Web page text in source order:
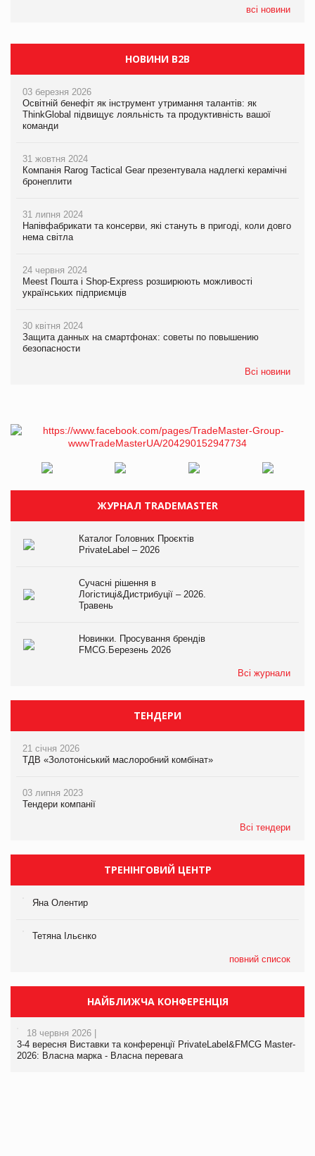
всі новини
НОВИНИ B2B
03 березня 2026
Освітній бенефіт як інструмент утримання талантів: як
ThinkGlobal підвищує лояльність та продуктивність вашої
команди
31 жовтня 2024
Компанія Rarog Tactical Gear презентувала надлегкі керамічні
бронеплити
31 липня 2024
Напівфабрикати та консерви, які стануть в пригоді, коли довго
нема світла
24 червня 2024
Meest Пошта і Shop-Express розширюють можливості
українських підприємців
30 квітня 2024
Защита данных на смартфонах: советы по повышению
безопасности
Всі новини
ЖУРНАЛ TRADEMASTER
Каталог Головних Проєктів
PrivateLabel – 2026
Сучасні рішення в
Логістиці&Дистрибуції – 2026.
Травень
Новинки. Просування брендів
FMCG.Березень 2026
Всі журнали
ТЕНДЕРИ
21 січня 2026
ТДВ «Золотоніський маслоробний комбінат»
03 липня 2023
Тендери компанії
Всі тендери
ТРЕНІНГОВИЙ ЦЕНТР
Яна Олентир
Тетяна Ільєнко
повний список
НАЙБЛИЖЧА КОНФЕРЕНЦІЯ
18 червня 2026 |
3-4 вересня Виставки та конференції PrivateLabel&FMCG Master-
2026: Власна марка - Власна перевага